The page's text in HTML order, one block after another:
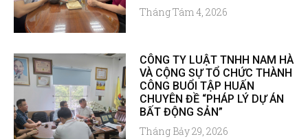
Tháng Tám 4, 2026
CÔNG TY LUẬT TNHH NAM HÀ
VÀ CỘNG SỰ TỔ CHỨC THÀNH
CÔNG BUỔI TẬP HUẤN
CHUYÊN ĐỀ “PHÁP LÝ DỰ ÁN
BẤT ĐỘNG SẢN”
Tháng Bảy 29, 2026